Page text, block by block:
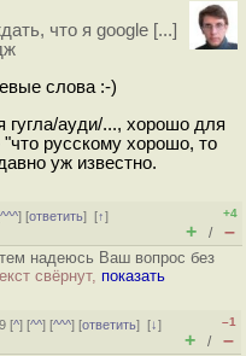
что я google [...]
слова :-)
гугла/ауди/..., хорошо для
русскому хорошо, то
уж известно.
^^^] [ответить][↑]
+4
+ / –
надеюсь Ваш вопрос без
свёрнут, показать
[^] [^^] [^^^] [ответить][↓]
–1
+ / –